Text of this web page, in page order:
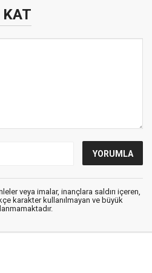
KAT
veya imalar, inançlara saldırı içeren,
karakter kullanılmayan ve büyük